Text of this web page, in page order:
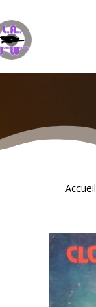
Accueil